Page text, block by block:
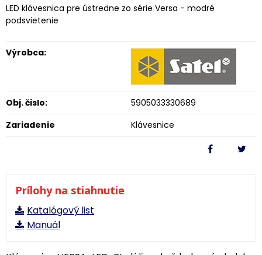
LED klávesnica pre ústredne zo série Versa - modré
podsvietenie
Výrobca:
Obj. čislo:
5905033330689
Zariadenie
Klávesnice
Prílohy na stiahnutie
Katalógový list
Manuál